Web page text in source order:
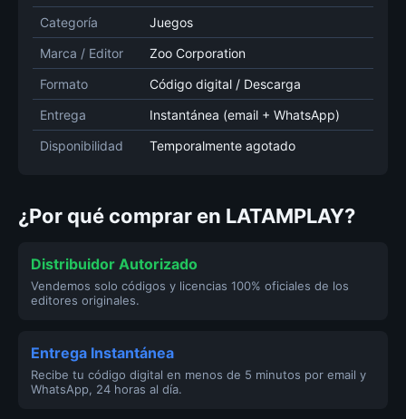
Categoría
Juegos
Marca / Editor
Zoo Corporation
Formato
Código digital / Descarga
Entrega
Instantánea (email + WhatsApp)
Disponibilidad
Temporalmente agotado
¿Por qué comprar en LATAMPLAY?
Distribuidor Autorizado
Vendemos solo códigos y licencias 100% oficiales de los
editores originales.
Entrega Instantánea
Recibe tu código digital en menos de 5 minutos por email y
WhatsApp, 24 horas al día.